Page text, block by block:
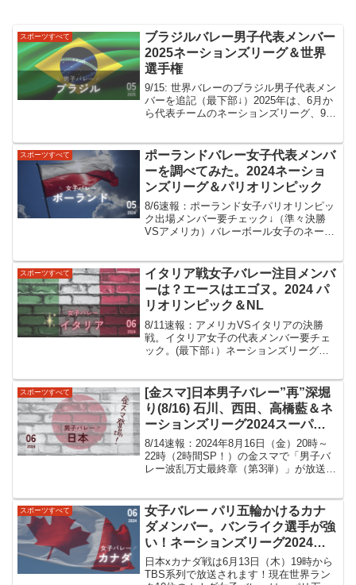
スポーツすべて
ブラジルバレー男子代表メンバー
2025ネーションズリーグ＆世界
選手権
9/15: 世界バレーのブラジル男子代表メン
バーを追記（最下部↓）2025年は、6月か
ら代表チームのネーションズリーグ、9月
ます。現時点でブラジル男子は日本の1つ
下の...
スポーツすべて
ポーランドバレー女子代表メンバ
ーを調べてみた。2024ネーショ
ンズリーグ＆パリオリンピック
8/6速報：ポーランド女子パリオリンピッ
ク出場メンバー要チェック↓（準々決勝
VSアメリカ）バレーボール女子のネーシ
ではないです。（→NL2024で日本女子バ
レーは堂...
スポーツすべて
イタリア戦女子バレー注目メンバ
ーは？エースはエゴヌ。2024 パ
リオリンピック＆NL
8/11速報：アメリカVSイタリアの決勝
戦。イタリア女子の代表メンバー要チェ
ック。(最下部↓）ネーションズリーグ
と立ちはだかってくるブラジル。。。ネ
ーションズリーグ...
スポーツすべて
[金スマ]日本男子バレー”再”深堀
り(8/16) 石川、西田、高橋藍＆ネ
ーションズリーグ2024スーパー
プレイ等。
8/14速報：2024年8月16日（金）20時～
22時（2時間SP！）の金スマで「男子バ
レー波乱万丈最終章（第3弾）」が放送さ
エース３人（石川、高橋、西田）にフォ
ーカス...
スポーツすべて
女子バレー パリ五輪かけるカナ
ダメンバー。バンライク選手が強
い！ネーションズリーグ2024見
どころ
日本xカナダ戦は6月13日（木）19時から
TBS系列で放送されます！現在世界ラン